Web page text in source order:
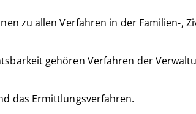
zu allen Verfahren in der Familien-,
gehören Verfahren der
das Ermittlungsverfahren.